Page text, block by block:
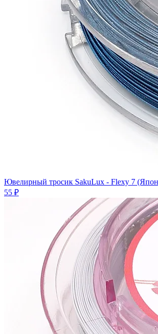
Ювелирный тросик SakuLux - Flexy 7
55 ₽